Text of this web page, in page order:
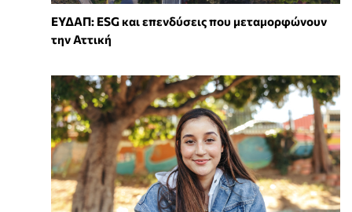
ΕΥΔΑΠ: ESG και επενδύσεις που μεταμορφώνουν
την Αττική